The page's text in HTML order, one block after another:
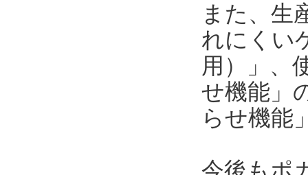
また、生
れにくい
用）」、
せ機能」
らせ機能
今後もポ